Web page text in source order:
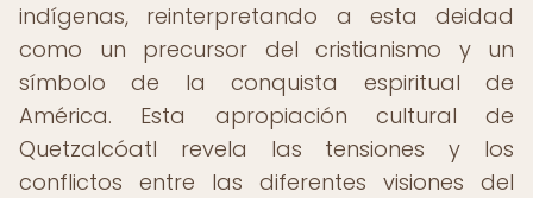
indígenas, reinterpretando a esta deidad
como un precursor del cristianismo y un
símbolo de la conquista espiritual de
América. Esta apropiación cultural de
Quetzalcóatl revela las tensiones y los
conflictos entre las diferentes visiones del